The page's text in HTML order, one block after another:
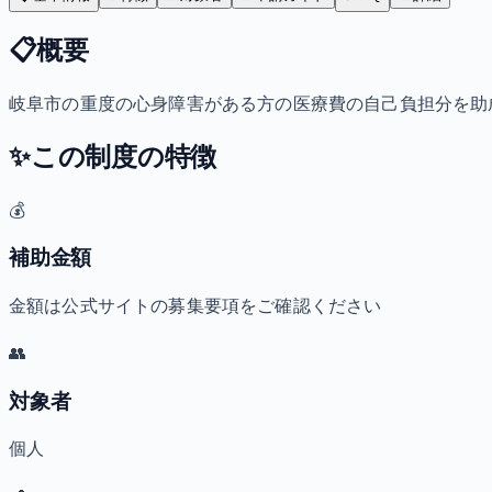
📋概要
岐阜市の重度の心身障害がある方の医療費の自己負担分を助
✨この制度の特徴
💰
補助金額
金額は公式サイトの募集要項をご確認ください
👥
対象者
個人